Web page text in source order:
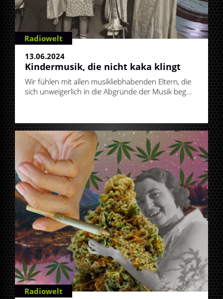
Radiowelt
13.06.2024
Kindermusik, die nicht kaka klingt
Wir fühlen mit allen musikliebhabenden Eltern, die
sich unweigerlich in die Abgründe der Musik beg...
Radiowelt